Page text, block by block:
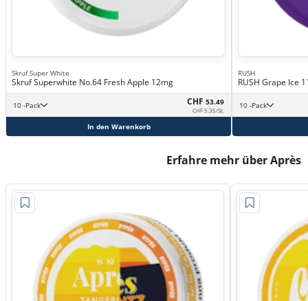
Skruf Super White
Skruf Superwhite No.64 Fresh Apple 12mg
10 -Pack CHF 53.49
CHF 5.35/St.
In den Warenkorb
RUSH
RUSH Grape Ice
10 -Pack
Erfahre mehr über Après